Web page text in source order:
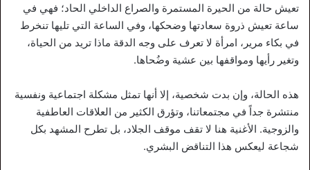
تعيش حالة من الحيرة المستمرة والصراع الداخلي الحاد؛ فهي في
ساعة تعيش ذروة سعادتها وضحكها، وفي الساعة التي تليها تنخرط
في بكاء مرير، امرأة لا تعرف على وجه الدقة ماذا تريد من الحياة،
وتغير رأيها ومواقفها بين عشية وضُحاها.
هذه الحالة، وإن بدت شخصية، إلا أنها تمثل مشكلة اجتماعية ونفسية
منتشرة جداً في مجتمعاتنا، وتؤرق الكثير من العلاقات العاطفية
والزوجية. الأغنية هنا لا تقف موقف الجلاد، بل تطرح المشهد بكل
شجاعة ليعكس هذا التناقض البشري.